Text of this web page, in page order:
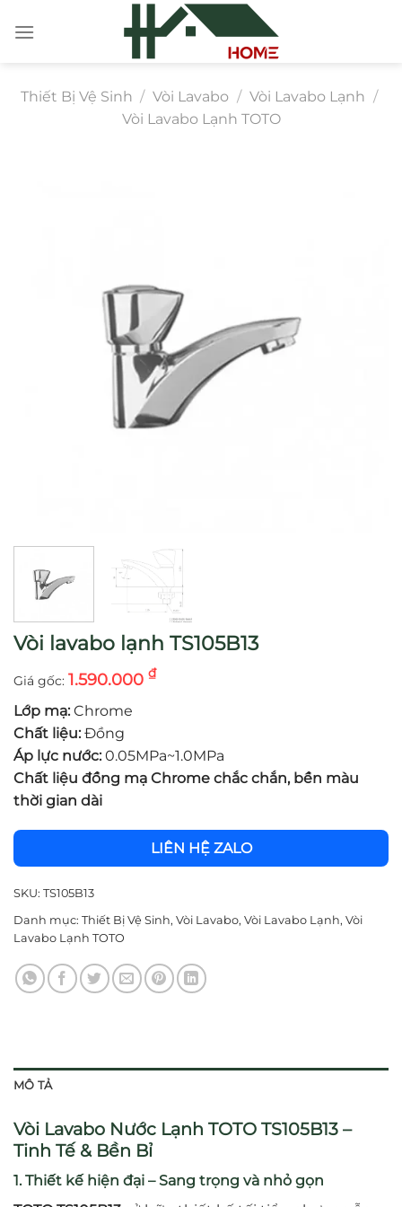
đến
Thiết Bị Vệ Sinh / Vòi Lavabo / Vòi Lavabo Lạnh /
Vòi Lavabo Lạnh TOTO
Vòi lavabo lạnh TS105B13
1.590.000 ₫
Lớp mạ: Chrome
Chất liệu: Đồng
Áp lực nước: 0.05MPa~1.0MPa
Chất liệu đồng mạ Chrome chắc chắn, bền màu
thời gian dài
LIÊN HỆ ZALO
SKU: TS105B13
Danh mục: Thiết Bị Vệ Sinh, Vòi Lavabo, Vòi Lavabo Lạnh, Vòi
Lavabo Lạnh TOTO
MÔ TẢ
Vòi Lavabo Nước Lạnh TOTO TS105B13 –
Tinh Tế & Bền Bỉ
1. Thiết kế hiện đại – Sang trọng và nhỏ gọn